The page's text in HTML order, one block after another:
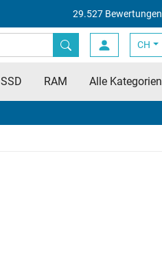
29.527 Bewertungen
CH
SSD RAM Alle Kategorien